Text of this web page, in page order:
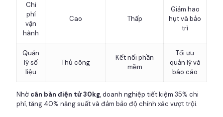
Chi
phí
vận
hành
Cao Thấp
Giảm hao
hụt và bảo
trì
Quản
lý số
liệu
Thủ công
Kết nối phần
mềm
Tối ưu
quản lý và
báo cáo
Nhờ cân bàn điện tử 30kg, doanh nghiệp tiết kiệm 35% chi
phí, tăng 40% năng suất và đảm bảo độ chính xác vượt trội.